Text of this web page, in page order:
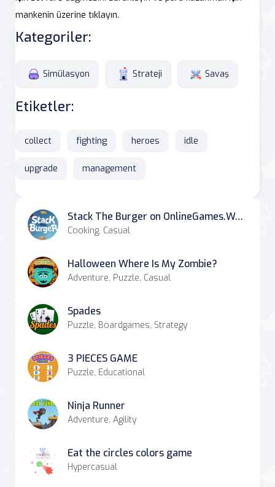
mankenin üzerine tıklayın.
Kategoriler:
Simülasyon Strateji Savaş
Etiketler:
collect fighting heroes idle
upgrade management
Stack The Burger on OnlineGames.World
Cooking, Casual
Halloween Where Is My Zombie?
Adventure, Puzzle, Casual
Spades
Puzzle, Boardgames, Strategy
3 PIECES GAME
Puzzle, Educational
Ninja Runner
Adventure, Agility
Eat the circles colors game
Hypercasual